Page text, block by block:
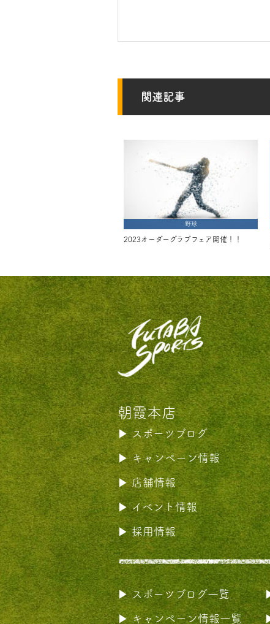
関連記事
野球
2023オーダーグラブフェア開催！！
朝霞本店
スポーツブログ
キャンペーン情報
店舗情報
イベント情報
採用情報
スポーツブログ一覧
キャンペーン情報一覧